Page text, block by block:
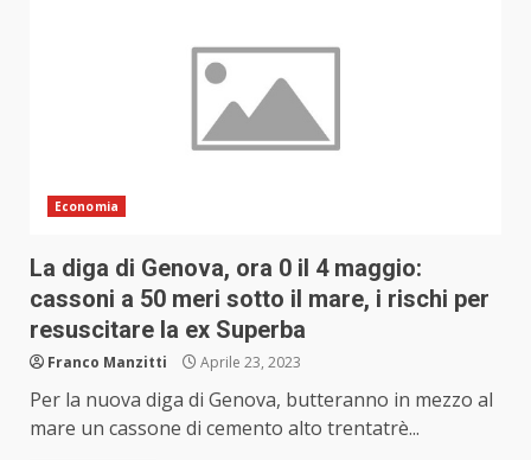
Economia
La diga di Genova, ora 0 il 4 maggio:
cassoni a 50 meri sotto il mare, i rischi per
resuscitare la ex Superba
Franco Manzitti Aprile 23, 2023
Per la nuova diga di Genova, butteranno in mezzo al
mare un cassone di cemento alto trentatrè...